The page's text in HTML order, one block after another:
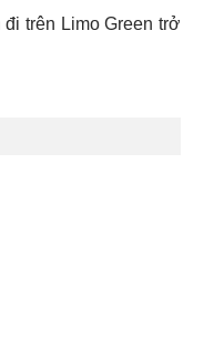
trên Limo Green trở